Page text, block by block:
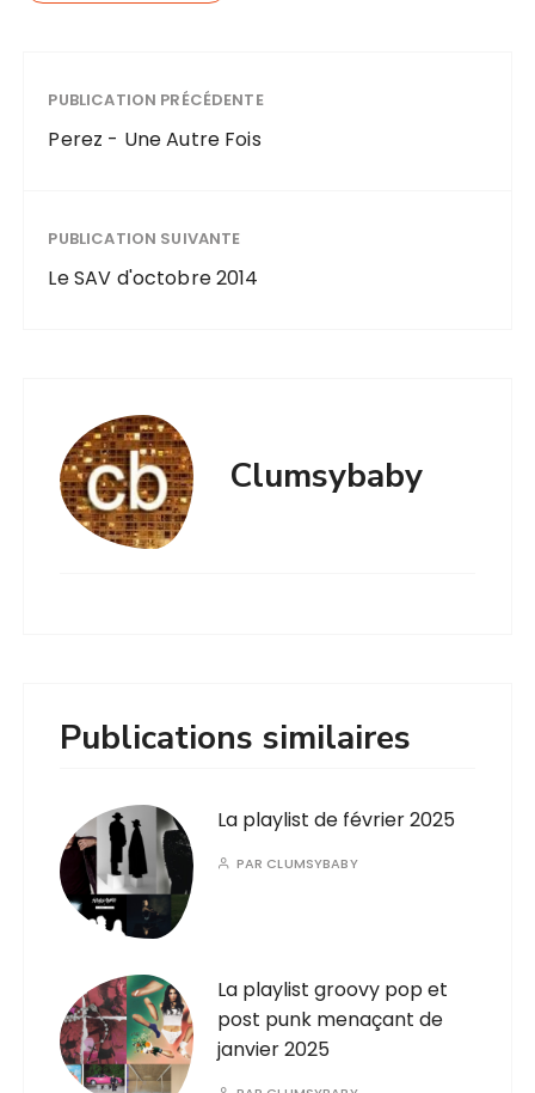
PUBLICATION PRÉCÉDENTE
Perez - Une Autre Fois
PUBLICATION SUIVANTE
Le SAV d'octobre 2014
Clumsybaby
Publications similaires
La playlist de février 2025
PAR CLUMSYBABY
La playlist groovy pop et
post punk menaçant de
janvier 2025